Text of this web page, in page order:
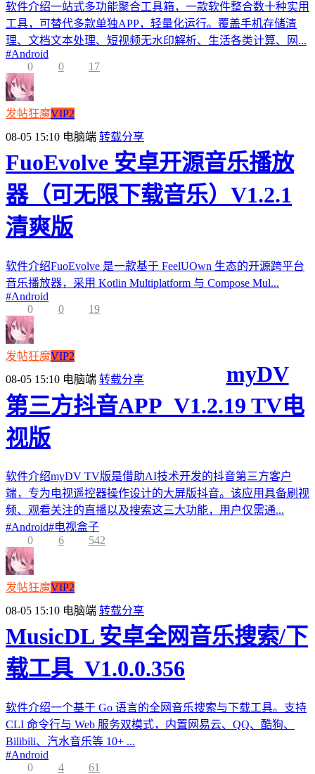
软件介绍一站式多功能聚合工具箱，一款软件整合数十种实用
工具，可替代多款单独APP，轻量化运行。覆盖手机存储清
理、文档文本处理、短视频无水印解析、生活各类计算、网...
#Android
0
0 17
发帖狂魔VIP2
08-05 15:10 电脑端 转载分享
FuoEvolve 安卓开源音乐播放
器（可无限下载音乐）V1.2.1
清爽版
软件介绍FuoEvolve 是一款基于 FeelUOwn 生态的开源跨平台
音乐播放器，采用 Kotlin Multiplatform 与 Compose Mul...
#Android
0
0 19
发帖狂魔VIP2
08-05 15:10 电脑端 转载分享
myDV
第三方抖音APP_V1.2.19 TV电
视版
软件介绍myDV TV版是借助AI技术开发的抖音第三方客户
端，专为电视遥控器操作设计的大屏版抖音。该应用具备刷视
频、观看关注的直播以及搜索这三大功能，用户仅需通...
#Android#电视盒子
0
6 542
发帖狂魔VIP2
08-05 15:10 电脑端 转载分享
MusicDL 安卓全网音乐搜索/下
载工具_V1.0.0.356
软件介绍一个基于 Go 语言的全网音乐搜索与下载工具。支持
CLI 命令行与 Web 服务双模式，内置网易云、QQ、酷狗、
Bilibili、汽水音乐等 10+ ...
#Android
0
4 61